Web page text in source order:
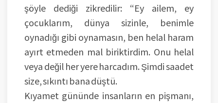
şöyle dediği zikredilir: “Ey ailem, ey
çocuklarım, dünya sizinle, benimle
oynadığı gibi oynamasın, ben helal haram
ayırt etmeden mal biriktirdim. Onu helal
veya değil her yere harcadım. Şimdi saadet
size, sıkıntı bana düştü.
Kıyamet gününde insanların en pişmanı,